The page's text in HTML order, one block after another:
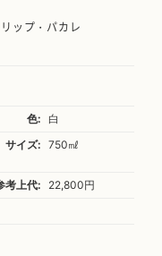
ップ・パカレ
色:
白
サイズ: 750㎖
考上代:
22,800円